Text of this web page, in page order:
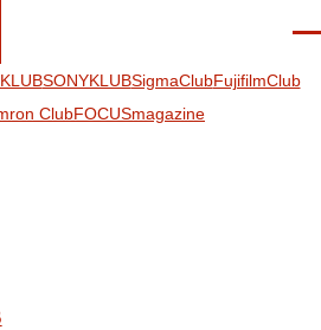
SONYKLUBSigmaClubFujifilmClub
ClubFOCUSmagazine